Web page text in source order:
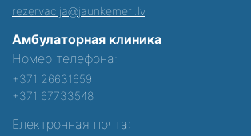
rezervacija@jaunkemeri.lv
Амбулаторная клиника
Номер телефона:
+371 26631659
+371 67733548
Електронная почта: